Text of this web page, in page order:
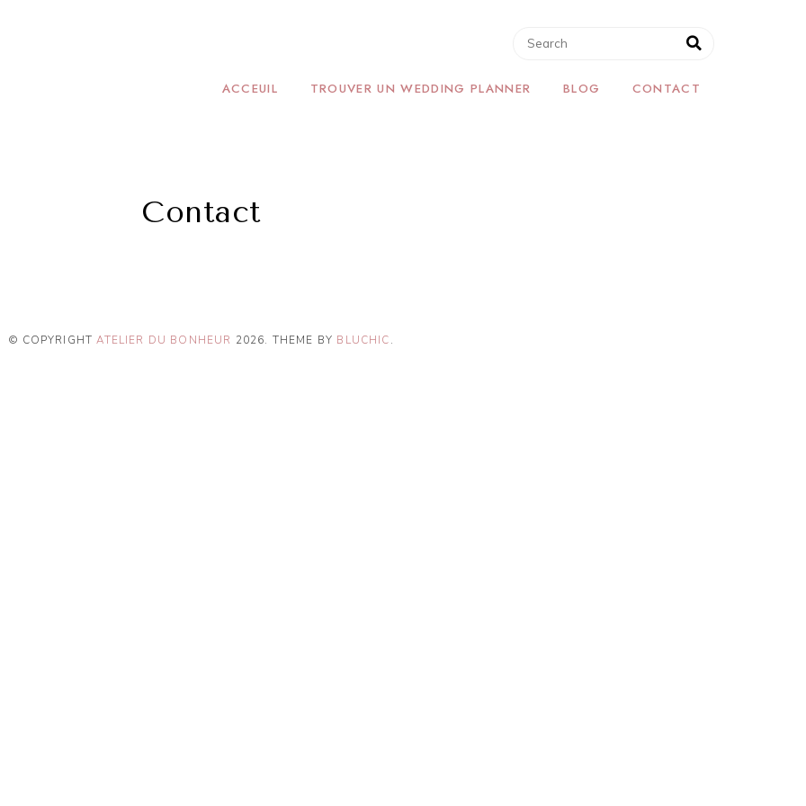
ACCEUIL TROUVER UN WEDDING PLANNER BLOG CONTACT
Contact
© COPYRIGHTATELIER DU BONHEUR 2026. THEME BY BLUCHIC.